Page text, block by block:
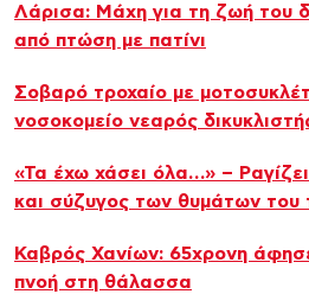
Λάρισα: Μάχη για τη ζωή του
από πτώση με πατίνι
Σοβαρό τροχαίο με
νοσοκομείο νεαρός
«Τα έχω χάσει όλα…» –
και σύζυγος των θυμάτων του
Καβρός Χανίων: 65χρονη
πνοή στη θάλασσα